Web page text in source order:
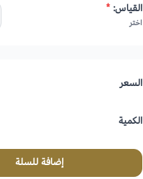
القياس:*
اختر
السعر
الكمية
إضافة للسلة